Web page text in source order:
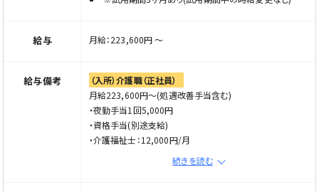
エコハウスゆらら
【ブログ更新中】
特別養護老人ホームくみのき苑ゆらら
※電話応募の際は「Elabel(えらべる求人サイト)」を見た。と
お伝えください。
給与 月給：223,600円 〜
給与備考
（入所）介護職（正社員）
月給223,600円～(処遇改善手当含む)
・夜勤手当1回5,000円
・資格手当(別途支給)
・介護福祉士：12,000円/月
・実務者研修：6,000円/月
・初任者研修：3,000円/月
続きを読む